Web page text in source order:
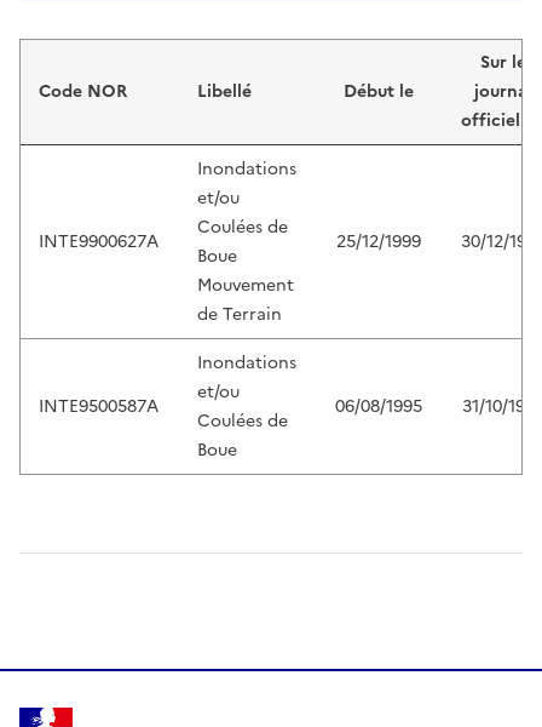
Code NOR Libellé Début le
Sur le
journal
officiel
INTE9900627A
Inondations
et/ou
Coulées de
Boue
Mouvement
de Terrain
25/12/1999 30/12/
INTE9500587A
Inondations
et/ou
Coulées de
Boue
06/08/1995 31/10/